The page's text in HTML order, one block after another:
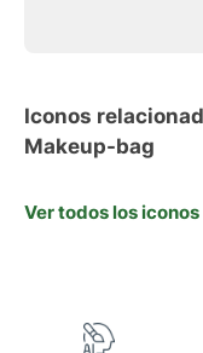
Iconos
Makeup-bag
Ver todos los iconos